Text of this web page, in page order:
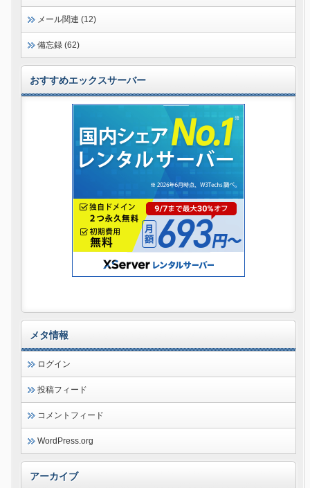
メール関連 (12)
備忘録 (62)
おすすめエックスサーバー
メタ情報
ログイン
投稿フィード
コメントフィード
WordPress.org
アーカイブ